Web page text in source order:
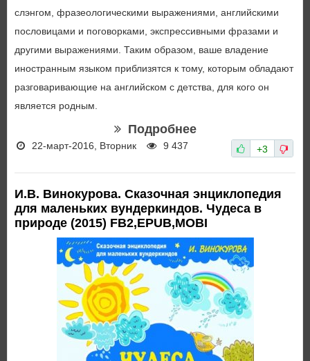
слэнгом, фразеологическими выражениями, английскими
пословицами и поговорками, экспрессивными фразами и
другими выражениями. Таким образом, ваше владение
иностранным языком приблизятся к тому, которым обладают
разговаривающие на английском с детства, для кого он
является родным.
Подробнее
22-март-2016, Вторник 9 437 +3
И.В. Винокурова. Сказочная энциклопедия
для маленьких вундеркиндов. Чудеса в
природе (2015) FB2,EPUB,MOBI